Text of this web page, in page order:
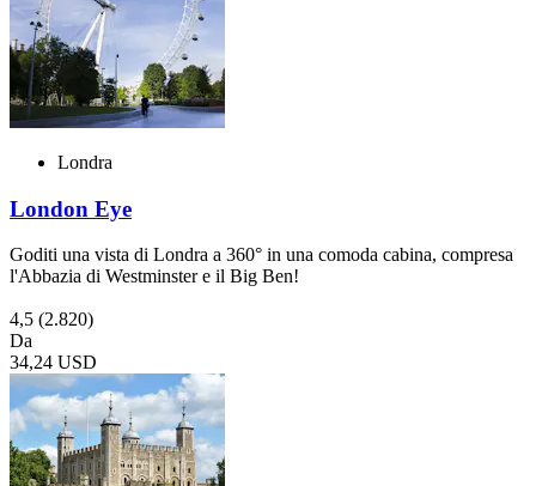
Londra
London Eye
Goditi una vista di Londra a 360° in una comoda cabina, compresa
l'Abbazia di Westminster e il Big Ben!
4,5 (2.820)
Da
34,24 USD